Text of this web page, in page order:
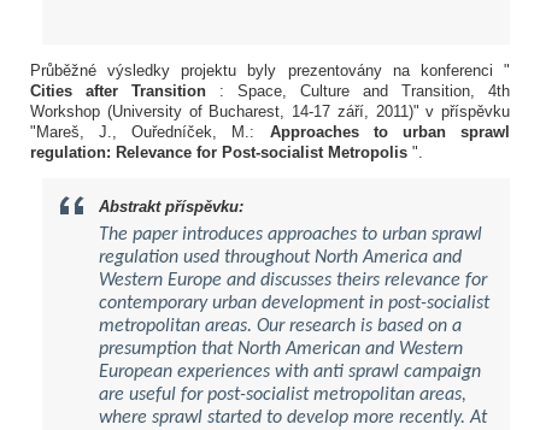
Průběžné výsledky projektu byly prezentovány na konferenci "
Cities after Transition : Space, Culture and Transition, 4th
Workshop (University of Bucharest, 14-17 září, 2011)" v příspěvku
"Mareš, J., Ouředníček, M.: Approaches to urban sprawl
regulation: Relevance for Post-socialist Metropolis ".
Abstrakt příspěvku:
The paper introduces approaches to urban sprawl
regulation used throughout North America and
Western Europe and discusses theirs relevance for
contemporary urban development in post-socialist
metropolitan areas. Our research is based on a
presumption that North American and Western
European experiences with anti sprawl campaign
are useful for post-socialist metropolitan areas,
where sprawl started to develop more recently. At